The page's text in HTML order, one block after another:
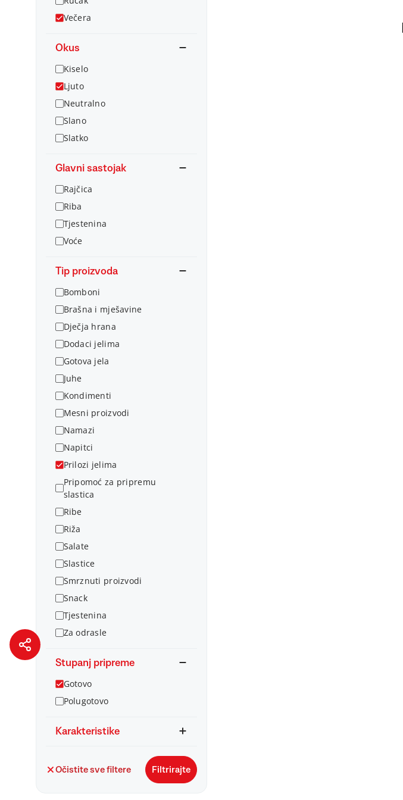
Večera
Okus
Kiselo
Ljuto
Neutralno
Slano
Slatko
Glavni sastojak
Rajčica
Riba
Tjestenina
Voće
Tip proizvoda
Bomboni
Brašna i mješavine
Dječja hrana
Dodaci jelima
Gotova jela
Juhe
Kondimenti
Mesni proizvodi
Namazi
Napitci
Prilozi jelima
Pripomoć za pripremu
slastica
Ribe
Riža
Salate
Slastice
Smrznuti proizvodi
Snack
Tjestenina
Za odrasle
Stupanj pripreme
Gotovo
Polugotovo
Karakteristike
Očistite sve filtere Filtrirajte